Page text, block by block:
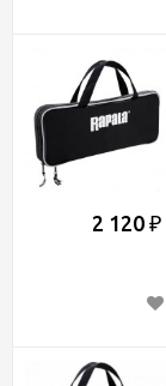
2 120 ₽